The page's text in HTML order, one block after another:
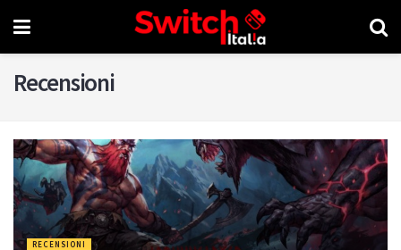
Recensioni
RECENSIONI